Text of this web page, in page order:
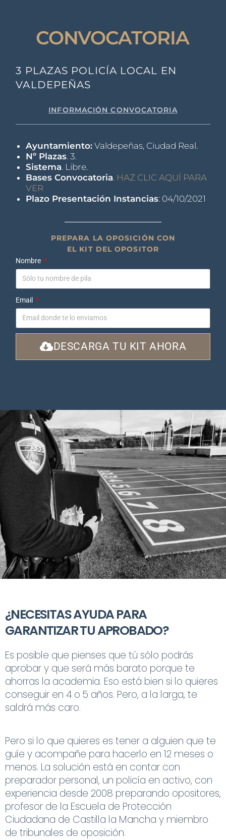
CONVOCATORIA
3 PLAZAS POLICÍA LOCAL EN
VALDEPEÑAS
INFORMACIÓN CONVOCATORIA
Ayuntamiento: Valdepeñas, Ciudad Real.
Nº Plazas. 3.
Sistema. Libre.
Bases Convocatoria. HAZ CLIC AQUÍ PARA
VER
Plazo Presentación Instancias: 04/10/2021
PREPARA LA OPOSICIÓN CON
EL KIT DEL OPOSITOR
Nombre
Email
DESCARGA TU KIT AHORA
¿NECESITAS AYUDA PARA
GARANTIZAR TU APROBADO?
Es posible que pienses que tú sólo podrás
aprobar y que será más barato porque te
ahorras la academia. Eso está bien si lo quieres
conseguir en 4 o 5 años. Pero, a la larga, te
saldrá más caro.
Pero si lo que quieres es tener a alguien que te
guíe y acompañe para hacerlo en 12 meses o
menos. La solución está en contar con
preparador personal, un policía en activo, con
experiencia desde 2008 preparando opositores,
profesor de la Escuela de Protección
Ciudadana de Castilla la Mancha y miembro
de tribunales de oposición.